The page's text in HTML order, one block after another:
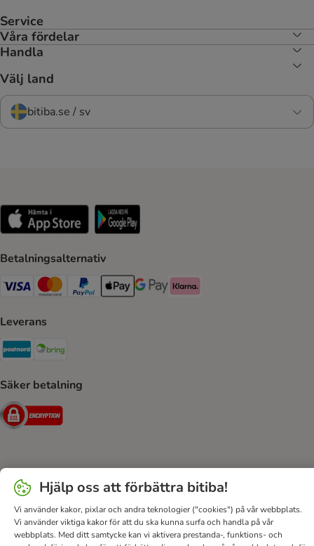
Service
Våra fördelar
Handla
Välj land
bitiba.se / sv
Betalningsalternativ
VISA Payment Method
Mastercard Payment Method
Paypal Payment Method
Apple Pay Payment Method
Google Pay Payment Method
Klarna Payment Method
Leverans
Postnord Shipping Method
Säker betalning
Security
Hjälp
Sekretesspolicy & Dataskydd
Fraktkostnad & leveranstid
Betalningssätt
Ångerblankett Tillgänglighetspolicy
bitiba GmbH 2026
Hjälp oss att förbättra bitiba!
Vi använder kakor, pixlar och andra teknologier ("cookies") på vår webbplats.
Vi använder viktiga kakor för att du ska kunna surfa och handla på vår
webbplats. Med ditt samtycke kan vi aktivera prestanda-, funktions- och